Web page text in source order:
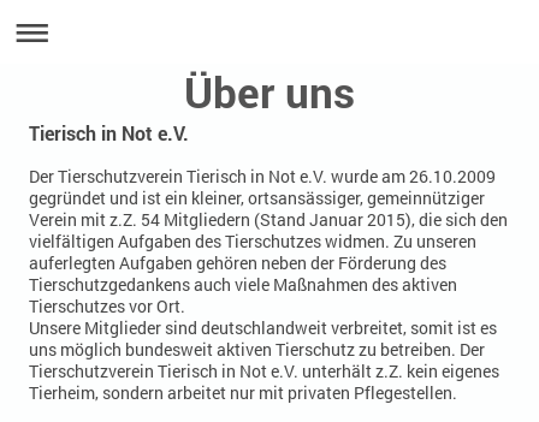
Über uns
Tierisch in Not e.V.
Der Tierschutzverein Tierisch in Not e.V. wurde am 26.10.2009
gegründet und ist ein kleiner, ortsansässiger, gemeinnütziger
Verein mit z.Z. 54 Mitgliedern (Stand Januar 2015), die sich den
vielfältigen Aufgaben des Tierschutzes widmen. Zu unseren
auferlegten Aufgaben gehören neben der Förderung des
Tierschutzgedankens auch viele Maßnahmen des aktiven
Tierschutzes vor Ort.
Unsere Mitglieder sind deutschlandweit verbreitet, somit ist es
uns möglich bundesweit aktiven Tierschutz zu betreiben. Der
Tierschutzverein Tierisch in Not e.V. unterhält z.Z. kein eigenes
Tierheim, sondern arbeitet nur mit privaten Pflegestellen.